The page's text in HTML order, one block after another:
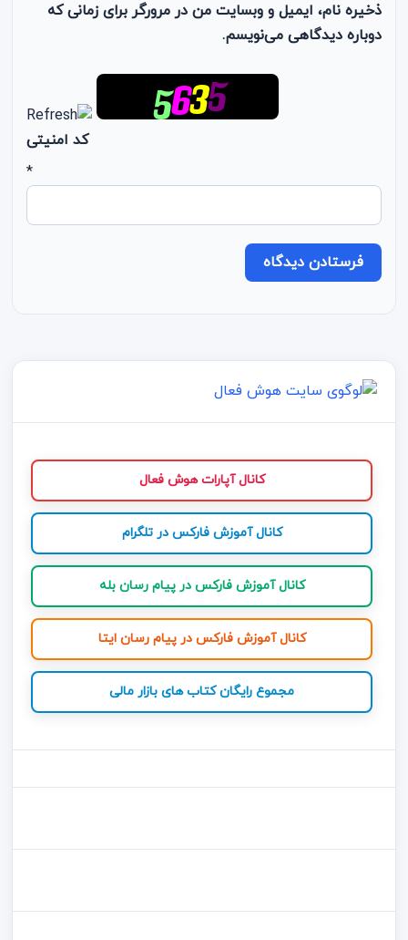
ذخیره نام، ایمیل و وبسایت من در مرورگر برای زمانی که
دوباره دیدگاهی می‌نویسم.
کد امنیتی
*
کانال آپارات هوش فعال
کانال آموزش فارکس در تلگرام
کانال آموزش فارکس در پیام رسان بله
کانال آموزش فارکس در پیام رسان ایتا
مجموع رایگان کتاب های بازار مالی